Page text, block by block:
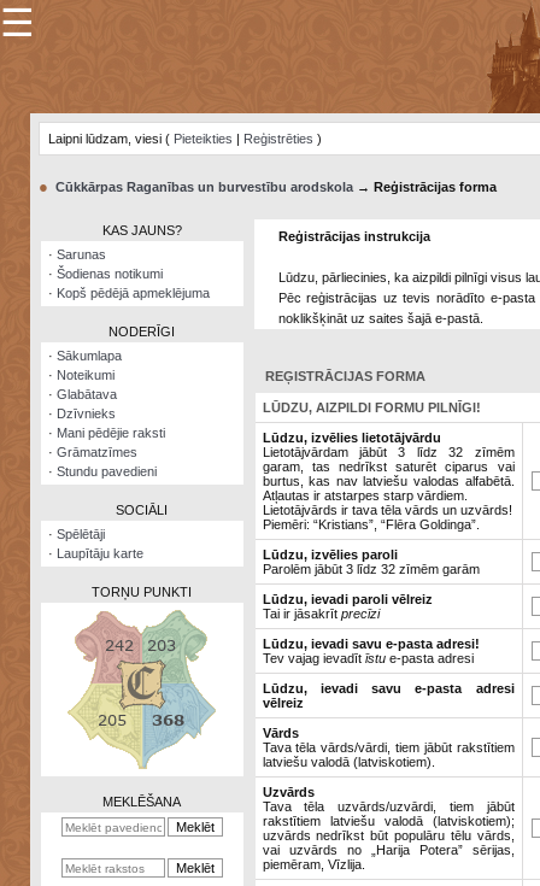
×
Šodienas
notikumi
Visatcera
almanahs
Arhīvs
Zināšanu
☰
Laipni lūdzam, viesi ( Pieteikties | Reģistrēties )
● Cūkkārpas Raganības un burvestību arodskola→ Reģistrācijas forma
KAS JAUNS?
· Sarunas
· Šodienas notikumi
· Kopš pēdējā apmeklējuma
NODERĪGI
· Sākumlapa
· Noteikumi
· Glabātava
· Dzīvnieks
· Mani pēdējie raksti
· Grāmatzīmes
· Stundu pavedieni
SOCIĀLI
· Spēlētāji
· Laupītāju karte
TORŅU PUNKTI
MEKLĒŠANA
Reģistrācijas instrukcija
Lūdzu, pārliecinies, ka aizpildi pilnīgi visus
Pēc reģistrācijas uz tevis norādīto e-
noklikšķināt uz saites šajā e-pastā.
REĢISTRĀCIJAS FORMA
LŪDZU, AIZPILDI FORMU PILNĪGI!
Lūdzu, izvēlies lietotājvārdu
Lietotājvārdam jābūt 3 līdz 32 zīmēm
garam, tas nedrīkst saturēt ciparus vai
burtus, kas nav latviešu valodas alfabētā.
Atļautas ir atstarpes starp vārdiem.
Lietotājvārds ir tava tēla vārds un uzvārds!
Piemēri: “Kristians”, “Flēra Goldinga”.
Lūdzu, izvēlies paroli
Parolēm jābūt 3 līdz 32 zīmēm garām
Lūdzu, ievadi paroli vēlreiz
Tai ir jāsakrīt precīzi
Lūdzu, ievadi savu e-pasta adresi!
Tev vajag ievadīt īstue-pasta adresi
Lūdzu, ievadi savu e-pasta adresi
vēlreiz
Vārds
Tava tēla vārds/vārdi, tiem jābūt rakstītiem
latviešu valodā (latviskotiem).
Uzvārds
Tava tēla uzvārds/uzvārdi, tiem jābūt
rakstītiem latviešu valodā (latviskotiem);
uzvārds nedrīkst būt populāru tēlu vārds,
vai uzvārds no „Harija Potera” sērijas,
piemēram, Vīzlija.